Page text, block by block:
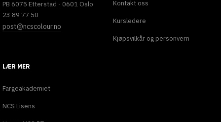
PB 6075 Etterstad - 0601 Oslo
23 89 77 50
post@ncscolour.no
Kontakt oss
Kursledere
Kjøpsvilkår og personvern
LÆR MER
Fargeakademiet
NCS Lisens